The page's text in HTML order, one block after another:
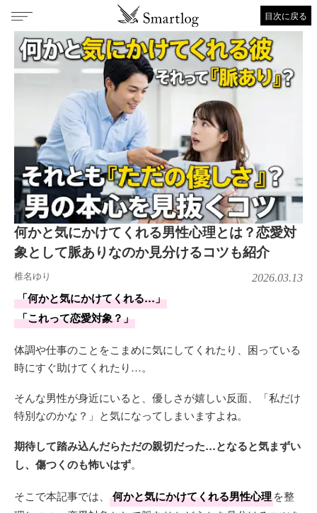
目次に戻る
何かと気にかけてくれる男性心理とは？恋愛対
象として脈ありなのか見分けるコツも紹介
椎名ゆり 2026.03.13
「何かと気にかけてくれる…」
「これって恋愛対象？」
体調や仕事のことをこまめに気にしてくれたり、困っている
時にすぐ助けてくれたり…。
そんな男性が身近にいると、優しさが嬉しい反面、「私だけ
特別なのかな？」と気になってしまいますよね。
期待して踏み込んだらただの親切だった…となると気まずい
し、傷つくのも怖いはず。
そこで本記事では、 何かと気にかけてくれる男性心理を整